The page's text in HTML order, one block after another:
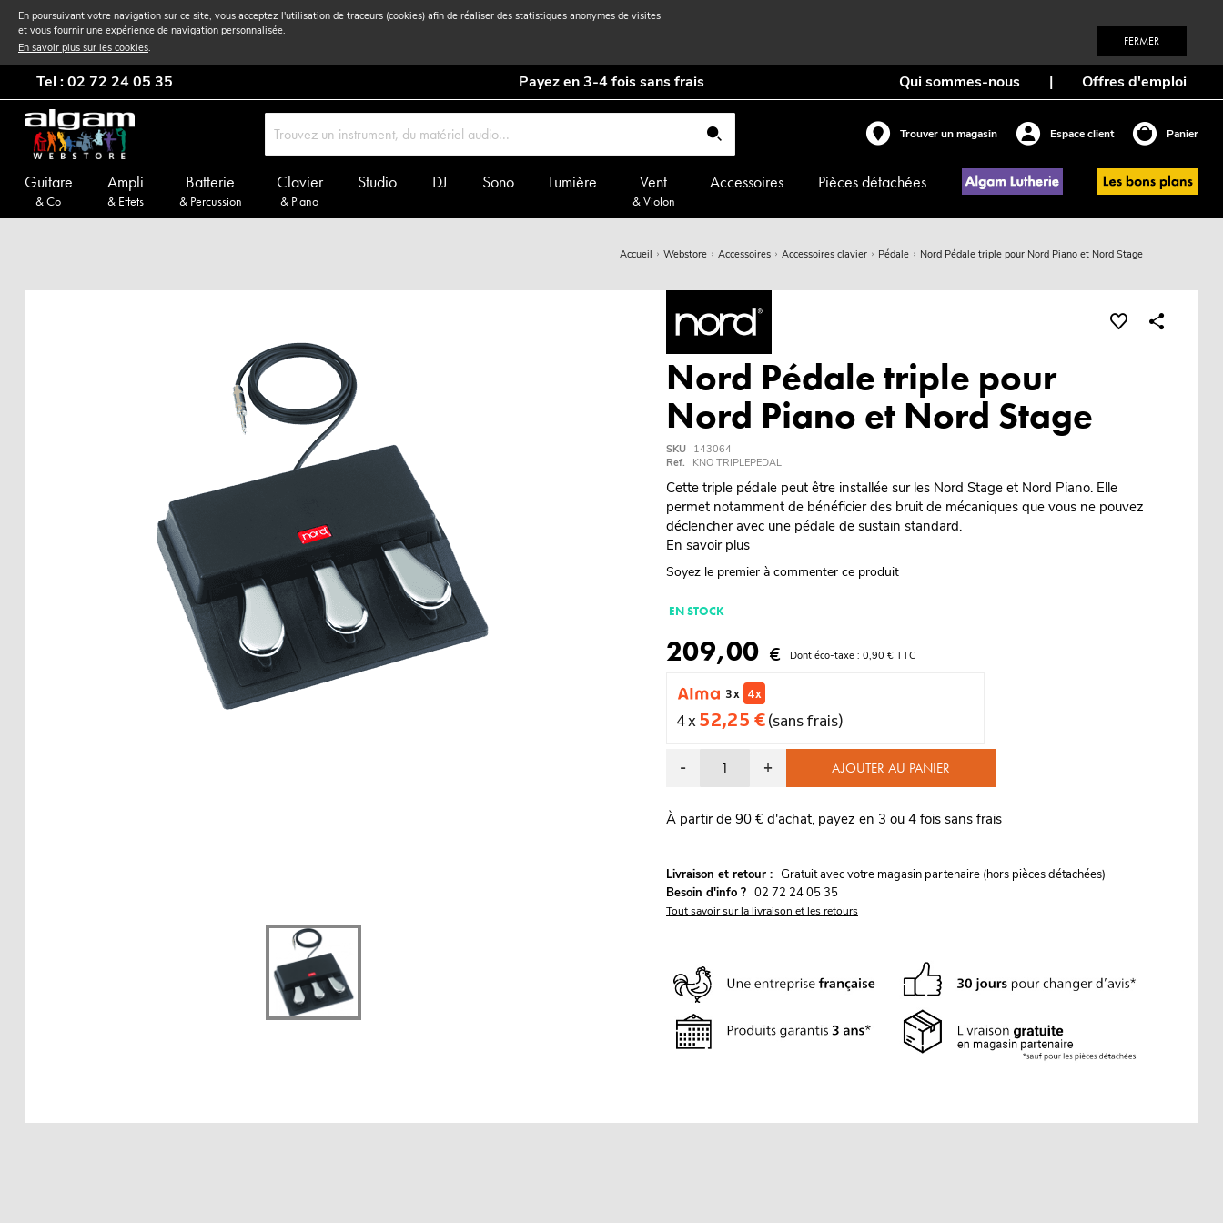
En poursuivant votre navigation sur ce site, vous acceptez l'utilisation de traceurs (cookies) afin de réaliser des statistiques anonymes de visites
et vous fournir une expérience de navigation personnalisée.
En savoir plus sur les cookies. FERMER
Tel : 02 72 24 05 35 Payez en 3-4 fois sans frais Qui sommes-nous | Offres d'emploi
Trouver un magasin Espace client Panier
Guitare
& Co
Ampli
& Effets
Batterie
& Percussion
Clavier
& Piano
Studio DJ Sono Lumière Vent
& Violon
Accessoires Pièces détachées
Accueil Webstore Accessoires Accessoires clavier Pédale Nord Pédale triple pour Nord Piano et Nord Stage
Nord Pédale triple pour
Nord Piano et Nord Stage
SKU 143064
Ref.
KNO TRIPLEPEDAL
Cette triple pédale peut être installée sur les Nord Stage et Nord Piano. Elle
permet notamment de bénéficier des bruit de mécaniques que vous ne pouvez
déclencher avec une pédale de sustain standard.
En savoir plus
Soyez le premier à commenter ce produit
EN STOCK
209,00 € Dont éco-taxe : 0,90 € TTC
3 x 4 x
4 x 52,25 €(sans frais)
- + AJOUTER AU PANIER
À partir de 90 € d'achat, payez en 3 ou 4 fois sans frais
Livraison et retour : Gratuit avec votre magasin partenaire (hors pièces détachées)
Besoin d'info ? 02 72 24 05 35
Tout savoir sur la livraison et les retours